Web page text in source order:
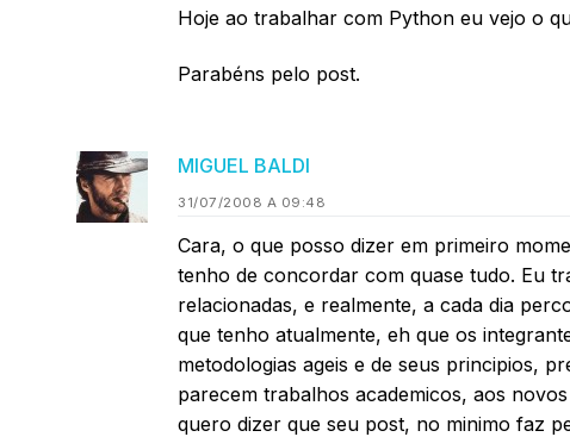
Hoje ao trabalhar com Python eu vejo o
Parabéns pelo post.
MIGUEL BALDI
31/07/2008 A 09:48
Cara, o que posso dizer em primeiro
tenho de concordar com quase tudo. Eu
relacionadas, e realmente, a cada dia
que tenho atualmente, eh que os
metodologias ageis e de seus principios,
parecem trabalhos academicos, aos
quero dizer que seu post, no minimo faz